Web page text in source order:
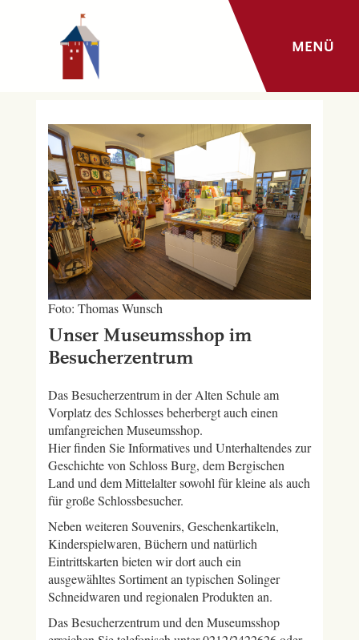
MENÜ
Foto: Thomas Wunsch
Unser Museumsshop im
Besucherzentrum
Das Besucherzentrum in der Alten Schule am
Vorplatz des Schlosses beherbergt auch einen
umfangreichen Museumsshop.
Hier finden Sie Informatives und Unterhaltendes zur
Geschichte von Schloss Burg, dem Bergischen
Land und dem Mittelalter sowohl für kleine als auch
für große Schlossbesucher.
Neben weiteren Souvenirs, Geschenkartikeln,
Kinderspielwaren, Büchern und natürlich
Eintrittskarten bieten wir dort auch ein
ausgewähltes Sortiment an typischen Solinger
Schneidwaren und regionalen Produkten an.
Das Besucherzentrum und den Museumsshop